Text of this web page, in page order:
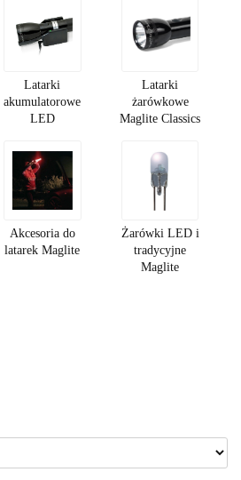
Latarki
akumulatorowe
LED
Latarki
żarówkowe
Maglite Classics
Akcesoria do
latarek Maglite
Żarówki LED i
tradycyjne
Maglite